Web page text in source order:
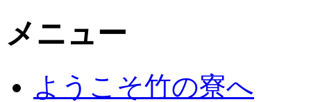
メニュー
ようこそ竹の寮へ